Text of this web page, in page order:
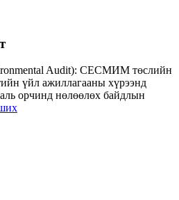
Audit): СЕСМИМ төслийн
үйл ажиллагааны хүрээнд
орчинд нөлөөлөх байдлын